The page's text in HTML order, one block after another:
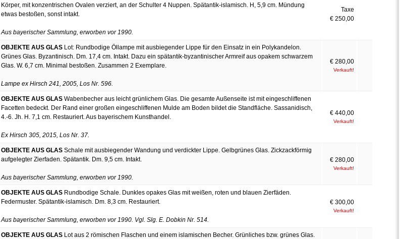
Körper, mit konzentrischen Ovalen verziert, an der Schulter 4 Nuppen. Spätantik-islamisch. H, 5,9 cm. Mündung
etwas bestoßen, sonst intakt.
Aus bayerischer Sammlung, erworben vor 1990.
Taxe
€ 250,00
OBJEKTE AUS GLASLot: Rundbodige Öllampe mit ausbiegender Lippe für den Einsatz in ein Polykandelon.
Grünes Glas. Byzantinisch. Dm. 17,4 cm. Intakt. Dazu ein spätantik-byzantinischer Armreif aus opakem schwarzem
Glas. W. 6,7 cm. Minimal bestoßen. Zusammen 2 Exemplare.
Lampe ex Hirsch 241, 2005, Los Nr. 596.
€ 280,00
Verkauft!
OBJEKTE AUS GLASWabenbecher aus leicht grünlichem Glas. Die gesamte Außenseite ist mit eingeschliffenen
Facetten bedeckt. Der Rand einer großen eingeschliffenen Mulde am Boden bildet die Standfläche. Sassanidisch,
4.-6. Jh. H. 7,1 cm. Restauriert. Aus bayerischem Kunsthandel.
Ex Hirsch 305, 2015, Los Nr. 37.
€ 440,00
Verkauft!
OBJEKTE AUS GLASSchale mit ausbiegender Wandung und verdickter Lippe. Gelbgrünes Glas. Zickzackförmig
aufgelegter Zierfaden. Spätantik. Dm. 9,5 cm. Intakt.
Aus bayerischer Sammlung, erworben vor 1990.
€ 280,00
Verkauft!
OBJEKTE AUS GLASRundbodige Schale. Dunkles opakes Glas mit weißen, roten und blauen Zierfäden.
Federmuster. Spätantik-islamisch. Dm. 8,3 cm. Restauriert.
Aus bayerischer Sammlung, erworben vor 1990. Vgl. Slg. E. Dobkin Nr. 514.
€ 300,00
Verkauft!
OBJEKTE AUS GLASLot aus 2 römischen Flaschen und einem islamischen Becher. Grünliches bzw. grünes Glas.